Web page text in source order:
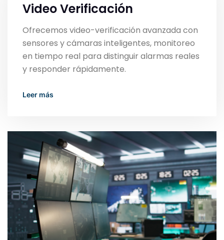
Video Verificación
Ofrecemos video-verificación avanzada con
sensores y cámaras inteligentes, monitoreo
en tiempo real para distinguir alarmas reales
y responder rápidamente.
Read More